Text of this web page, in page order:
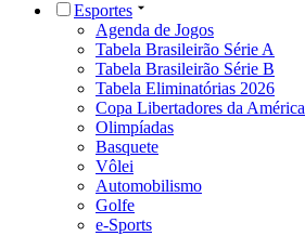
Esportes
Agenda de Jogos
Tabela Brasileirão Série A
Tabela Brasileirão Série B
Tabela Eliminatórias 2026
Copa Libertadores da América
Olimpíadas
Basquete
Vôlei
Automobilismo
Golfe
e-Sports